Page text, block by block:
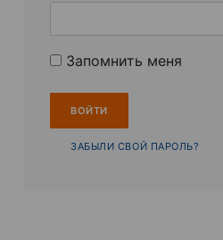
Запомнить меня
ЗАБЫЛИ СВОЙ ПАРОЛЬ?